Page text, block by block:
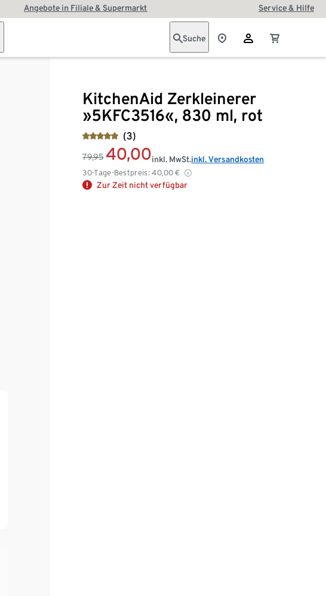
Angebote in Filiale & Supermarkt Service & Hilfe
Suche
KitchenAid Zerkleinerer
»5KFC3516«, 830 ml, rot
(3)
79,95 40,00
30-Tage-Bestpreis: 40,00 €
inkl. MwSt.inkl. Versandkosten
Zur Zeit nicht verfügbar